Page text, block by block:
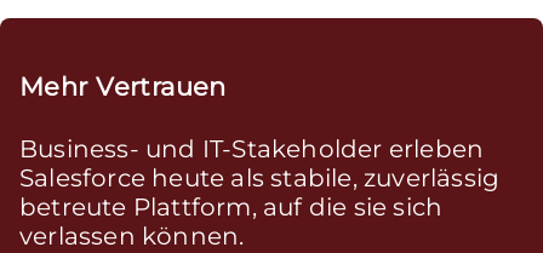
Mehr Vertrauen
Business- und IT-Stakeholder erleben
Salesforce heute als stabile, zuverlässig
betreute Plattform, auf die sie sich
verlassen können.